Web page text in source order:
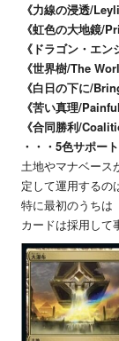
《力線の浸透/
《虹色の大地鏡/
《ドラゴン・エ
《世界樹/The
《白日の下に/
《苦い真理/
《合同勝利/
・・・5色サポー
土地やマナベース
定して運用するの
特に最初のうちは
カードは採用して